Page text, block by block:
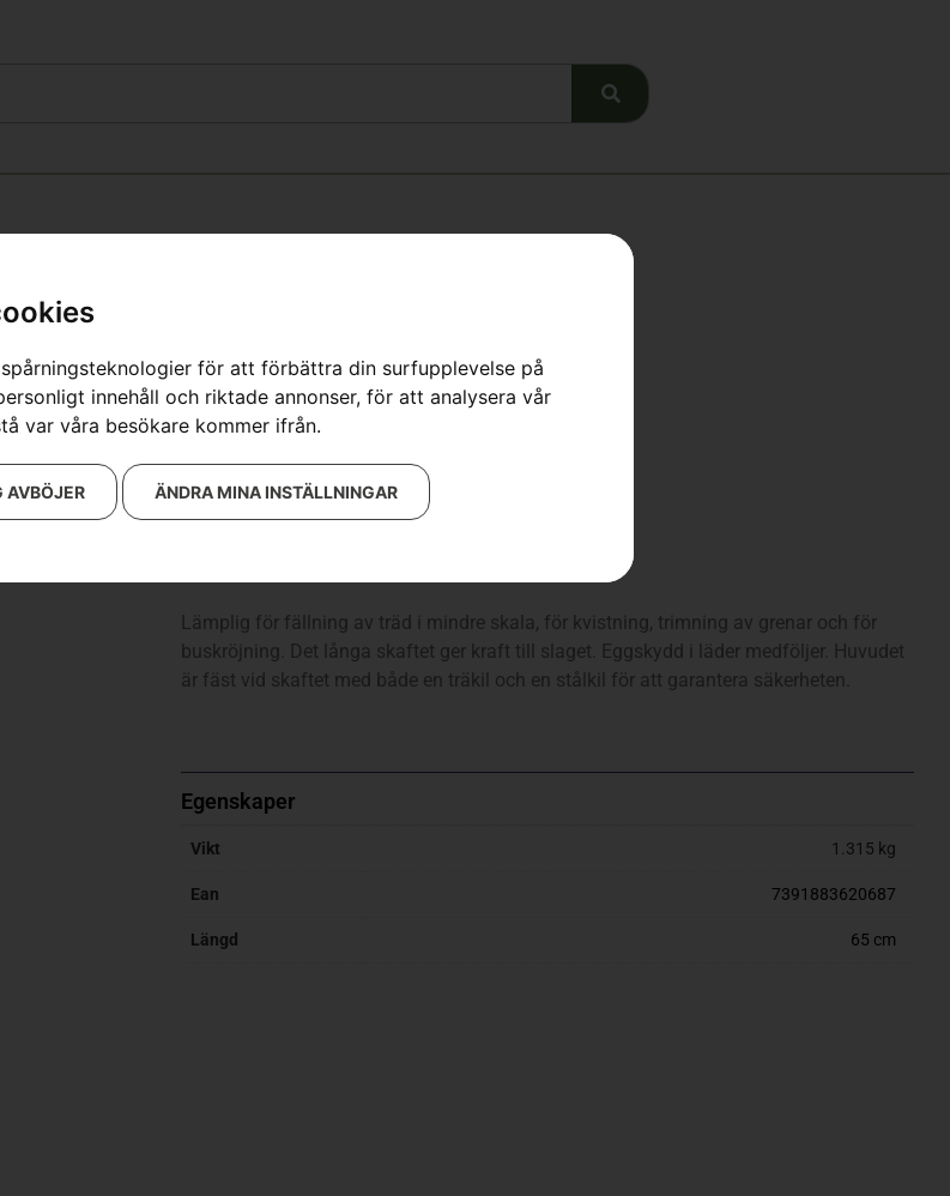
för att förbättra din surfupplevelse på
innehåll och riktade annonser, för att analysera vår
var våra besökare kommer ifrån.
AVBÖJER ÄNDRA MINA INSTÄLLNINGAR
Skogsyxa
Artikelnummer: 576926201
Kategorier:
Skog
999kr
Lämplig för fällning av träd i mindre skala, för kvistning, trimning av grenar och för
buskröjning. Det långa skaftet ger kraft till slaget. Eggskydd i läder medföljer. Huvudet
är fäst vid skaftet med både en träkil och en stålkil för att garantera säkerheten.
Egenskaper
Vikt 1.315 kg
Ean 7391883620687
Längd 65 cm